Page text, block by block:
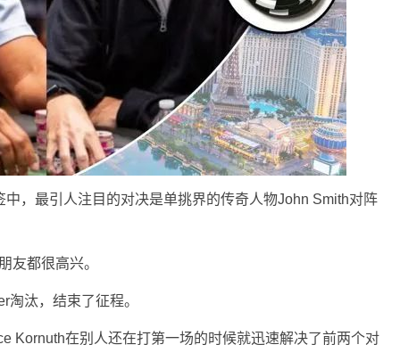
，最引人注目的对决是单挑界的传奇人物John Smith对阵
友都很高兴。
汰，结束了征程。
Kornuth在别人还在打第一场的时候就迅速解决了前两个对